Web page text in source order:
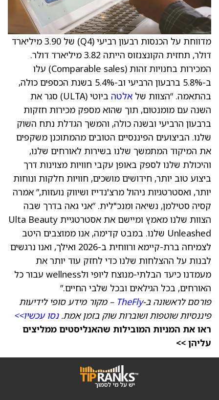
מדווחת על הכנסות רבעון רביעי (Q4) של 3.90 מיליארד
דולר, תחזית הקונצנזוס הייתה 3.82 מיליארד דולר.
המכירות בחנויות זהות (Comparable sales) עלו
ב-5.8% ברבעון הרביעי וב-5.4% בשנת הכספים כולה,
בהתאמה. “הצוות של אלטה
ביוטי (ULTA) סגר את
השנה עם מומנטום, תוך שהוא מספק מכירות חזקות
ברבעון הרביעי ובשנה כולה, והמשך הגדלת נתח השוק
שלנו. הביצועים הפיננסיים הטובים מהמתוכנן משקפים
את המיקוד המתמשך שלנו בשירות לאורחים שלנו,
והיכולת שלנו לספק באופן עקבי חוויות מצוינות דרך
ביצוע טוב יותר, חידושים מושכים, חוויות חלקות ונוחות
יותר, ואסטרטגיות ניהול מרצ'נדייז ושיווק נועזות,” אמרה
קסיה סטילמן, נשיאה ומנכ"לית. “אני גאה בדרך שבה
הצוות שלנו מאמץ ומיישם את אסטרטגיית Ulta Beauty
Unleashed שלנו. במבט קדימה, אנו ממוצבים היטב
לצמיחה ברת-קיימא ורווחית ב-2026 ואילך, ואנו נרגשים
לבנות על ההצלחות שלנו כדי לחזק עוד יותר את
מעמדנו כיעד הבלתי-מנוצח ליופי ולwellness עבור כל
האורחים, בכל הגילאים ובכל שלבי החיים.”
פורסם לראשונה ב-TheFly – מקור מידע סופי לידיעות
פיננסיות שוטפות ושוברות שוק בזמן אמת.נסו עכשיו>>
ראו את המניות המובילות שהאנליסטים ממליצים
עליהן >>